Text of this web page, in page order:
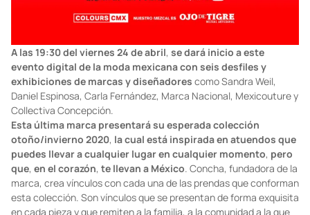
A las 19:30 del viernes 24 de abril, se dará inicio a este
evento digital de la moda mexicana con seis desfiles y
exhibiciones de marcas y diseñadores como Sandra Weil,
Daniel Espinosa, Carla Fernández, Marca Nacional, Mexicouture y
Collectiva Concepción.
Esta última marca presentará su esperada colección
otoño/invierno 2020, la cual está inspirada en atuendos que
puedes llevar a cualquier lugar en cualquier momento, pero
que, en el corazón, te llevan a México. Concha, fundadora de la
marca, crea vínculos con cada una de las prendas que conforman
esta colección. Son vínculos que se presentan de forma exquisita
en cada pieza y que remiten a la familia, a la comunidad a la que